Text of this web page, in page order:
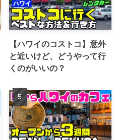
【ハワイのコストコ】意外
と近いけど、どうやって行
くのがいいの？